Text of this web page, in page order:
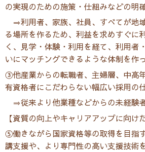
の実現のための施策・仕組みなどの明
⇒利用者、家族、社員、すべてが地
る場所を作るため、利益を求めすぐに
く、見学・体験・利用を経て、利用者
いにマッチングできるような体制を作
③他産業からの転職者、主婦層、中高
有資格者にこだわらない幅広い採用の
⇒従来より他業種などからの未経験者
【資質の向上やキャリアアップに向け
⑤働きながら国家資格等の取得を目指
講支援や、より専門性の高い支援技術